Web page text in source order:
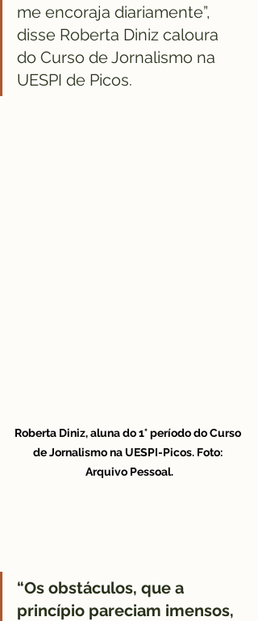
me encoraja diariamente”,
disse Roberta Diniz caloura
do Curso de Jornalismo na
UESPI de Picos.
Roberta Diniz, aluna do 1° período do Curso
de Jornalismo na UESPI-Picos. Foto:
Arquivo Pessoal.
“Os obstáculos, que a
princípio pareciam imensos,